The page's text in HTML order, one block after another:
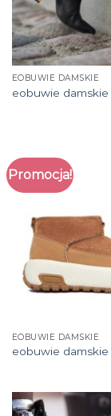
EOBUWIE DAMSKIE
eobuwie damskie
Promocja!
EOBUWIE DAMSKIE
eobuwie damskie